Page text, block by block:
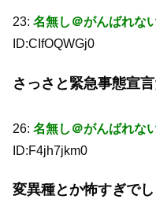
23: 名無し＠がんばれな
ID:CIfOQWGj0
さっさと緊急事態宣
26: 名無し＠がんばれな
ID:F4jh7jkm0
変異種とか怖すぎでし